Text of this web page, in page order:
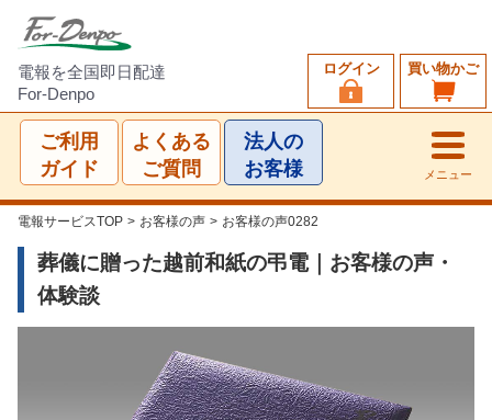
電報を全国即日配達
For-Denpo
買い物かご
ログイン
ご利用
ガイド
よくある
ご質問
法人の
お客様
メニュー
電報サービスTOP > お客様の声 > お客様の声0282
葬儀に贈った越前和紙の弔電｜お客様の声・
体験談